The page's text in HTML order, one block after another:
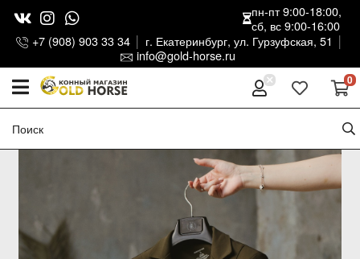
+7 (908) 903 33 34
г. Екатеринбург, ул. Гурзуфская, 51
info@gold-horse.ru
пн-пт 9:00-18:00,
сб, вс 9:00-16:00
0